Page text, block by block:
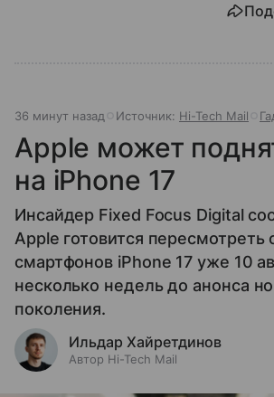
36 минут назад Источник: Hi-Tech Mail
Apple может
на iPhone 17
Инсайдер Fixed Focus Digital
Apple готовится пересмотреть
смартфонов iPhone 17 уже 10
несколько недель до анонса
поколения.
Ильдар Хайретдинов
Автор Hi-Tech Mail